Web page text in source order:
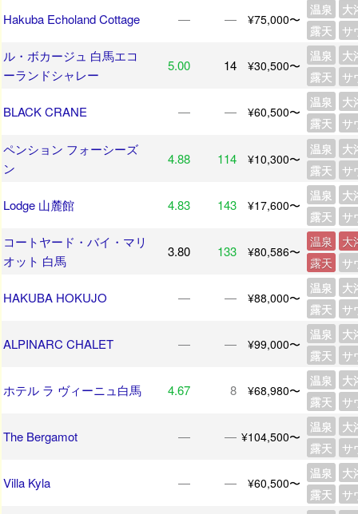
Hakuba Echoland Cottage ― ― ¥75,000〜
温泉
大
露天
サ
ル・ボカージュ 白馬エコ
ーランドシャレー
5.00 14 ¥30,500〜
温泉
大
露天
サ
BLACK CRANE ― ― ¥60,500〜
温泉
大
露天
サ
ペンション フォーシーズ
ン
4.88 114 ¥10,300〜
温泉
大
露天
サ
Lodge 山麓館 4.83 143 ¥17,600〜
温泉
大
露天
サ
コートヤード・バイ・マリ
オット 白馬
3.80 133 ¥80,586〜
温泉
大
露天
サ
HAKUBA HOKUJO ― ― ¥88,000〜
温泉
大
露天
サ
ALPINARC CHALET ― ― ¥99,000〜
温泉
大
露天
サ
ホテル ラ ヴィーニュ白馬 4.67 8 ¥68,980〜
温泉
大
露天
サ
The Bergamot ― ― ¥104,500〜
温泉
大
露天
サ
Villa Kyla ― ― ¥60,500〜
温泉
大
露天
サ